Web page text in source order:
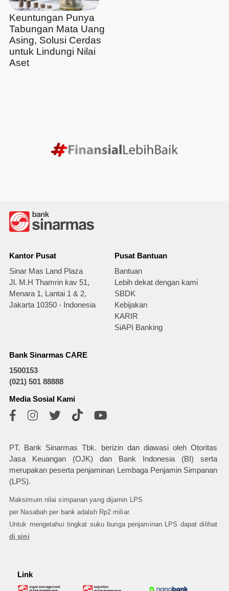
Keuntungan Punya
Tabungan Mata Uang
Asing, Solusi Cerdas
untuk Lindungi Nilai
Aset
Kantor Pusat
Sinar Mas Land Plaza
Jl. M.H Thamrin kav 51,
Menara 1, Lantai 1 & 2,
Jakarta 10350 - Indonesia
Pusat Bantuan
Bantuan
Lebih dekat dengan kami
SBDK
Kebijakan
KARIR
SiAPI Banking
Bank Sinarmas CARE
1500153
(021) 501 88888
Media Sosial Kami
PT. Bank Sinarmas Tbk. berizin dan diawasi oleh Otoritas
Jasa Keuangan (OJK) dan Bank Indonesia (BI) serta
merupakan peserta penjaminan Lembaga Penjamin Simpanan
(LPS).
Maksimum nilai simpanan yang dijamin LPS
per Nasabah per bank adalah Rp2 miliar.
Untuk mengetahui tingkat suku bunga penjaminan LPS dapat dilihat
di sini
Link